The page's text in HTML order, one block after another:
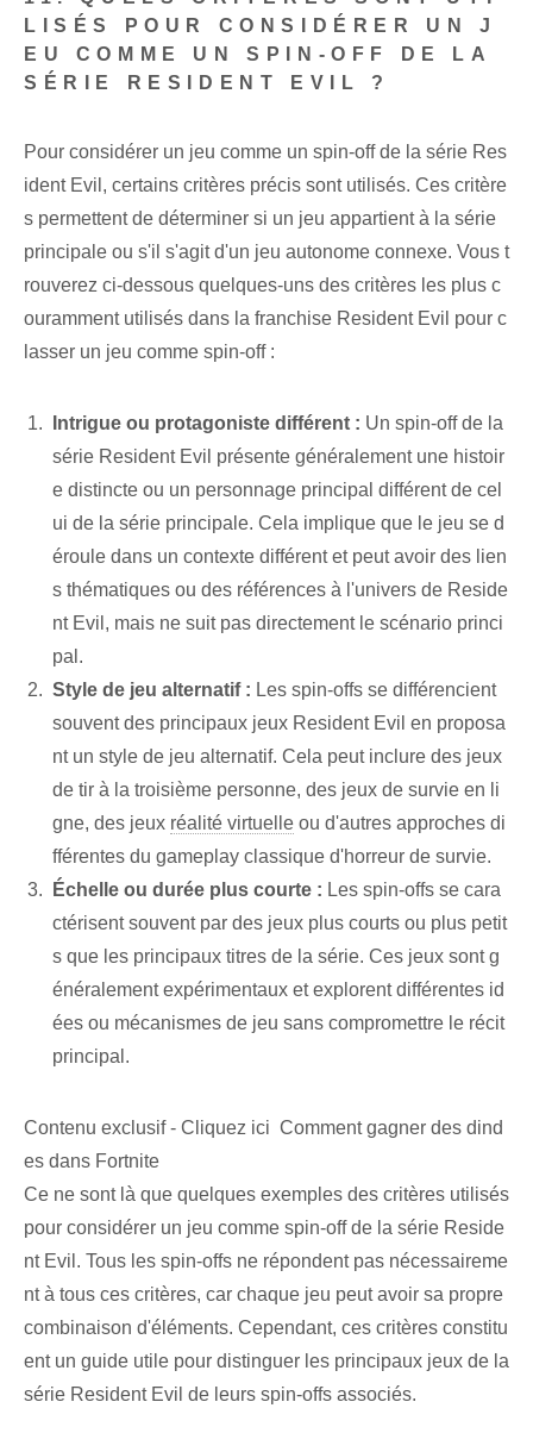
LISÉS POUR CONSIDÉRER UN J
EU COMME UN SPIN-OFF DE LA
SÉRIE RESIDENT EVIL ?
Pour considérer un jeu comme un spin-off de la série Res
ident Evil, certains critères précis sont utilisés. Ces critère
s permettent de déterminer si un jeu appartient à la série
principale ou s'il s'agit d'un jeu autonome connexe. Vous t
rouverez ci-dessous quelques-uns des critères les plus c
ouramment utilisés dans la franchise Resident Evil pour c
lasser un jeu comme spin-off :
Intrigue ou protagoniste différent : Un spin-off de la
série Resident Evil présente généralement une histoir
e distincte ou un personnage principal différent de cel
ui de la série principale. Cela implique que le jeu se d
éroule dans un contexte différent et peut avoir des lien
s thématiques ou des références à l'univers de Reside
nt Evil, mais ne suit pas directement le scénario princi
pal.
Style de jeu alternatif : Les spin-offs se différencient
souvent des principaux jeux Resident Evil en proposa
nt un style de jeu alternatif. Cela peut inclure des jeux
de tir à la troisième personne, des jeux de survie en li
gne, des jeux réalité virtuelle ou d'autres approches di
fférentes du gameplay classique d'horreur de survie.
Échelle ou durée plus courte : Les spin-offs se cara
ctérisent souvent par des jeux plus courts ou plus petit
s que les principaux titres de la série. Ces jeux sont g
énéralement expérimentaux et explorent différentes id
ées ou mécanismes de jeu sans compromettre le récit
principal.
Contenu exclusif - Cliquez ici Comment gagner des dind
es dans Fortnite
Ce ne sont là que quelques exemples des critères utilisés
pour considérer un jeu comme spin-off de la série Reside
nt Evil. Tous les spin-offs ne répondent pas nécessaireme
nt à tous ces critères, car chaque jeu peut avoir sa propre
combinaison d'éléments. Cependant, ces critères constitu
ent un guide utile pour distinguer les principaux jeux de la
série Resident Evil de leurs spin-offs associés.